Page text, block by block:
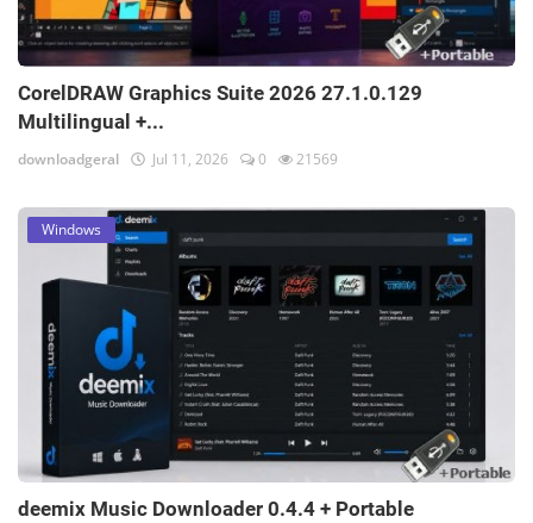
CorelDRAW Graphics Suite 2026 27.1.0.129
Multilingual +...
downloadgeral Jul 11, 2026 0 21569
Windows
deemix Music Downloader 0.4.4 + Portable